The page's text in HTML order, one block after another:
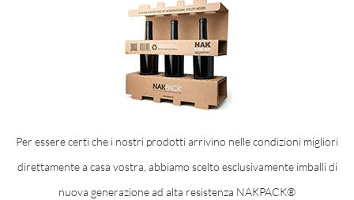
Per essere certi che i nostri prodotti arrivino nelle condizioni migliori
direttamente a casa vostra, abbiamo scelto esclusivamente imballi di
nuova generazione ad alta resistenza NAKPACK®